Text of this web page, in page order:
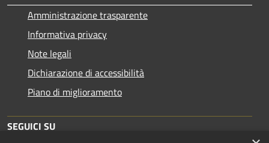
Amministrazione trasparente
Informativa privacy
Note legali
Dichiarazione di accessibilità
Piano di miglioramento
SEGUICI SU